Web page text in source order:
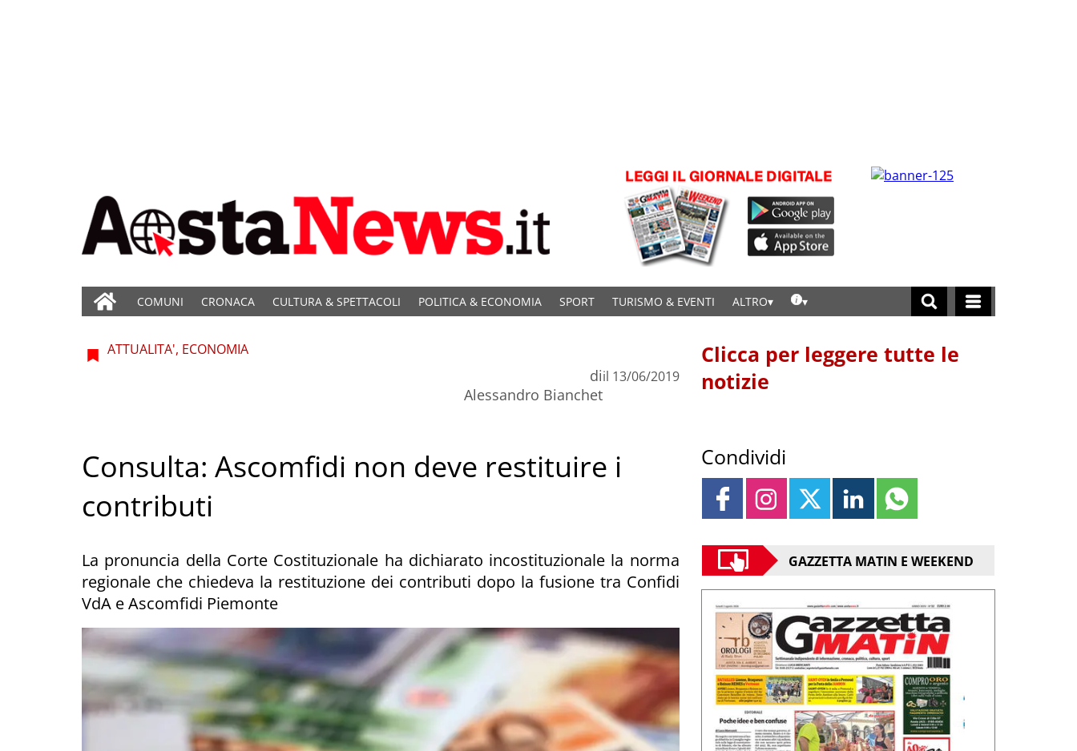
COMUNI CRONACA CULTURA & SPETTACOLI POLITICA & ECONOMIA SPORT TURISMO & EVENTI ALTRO
ATTUALITA', ECONOMIA
di
Alessandro Bianchet
il 13/06/2019
Consulta: Ascomfidi non deve restituire i
contributi
La pronuncia della Corte Costituzionale ha dichiarato incostituzionale la norma
regionale che chiedeva la restituzione dei contributi dopo la fusione tra Confidi
VdA e Ascomfidi Piemonte
Clicca per leggere tutte le
notizie
Condividi
GAZZETTA MATIN E WEEKEND